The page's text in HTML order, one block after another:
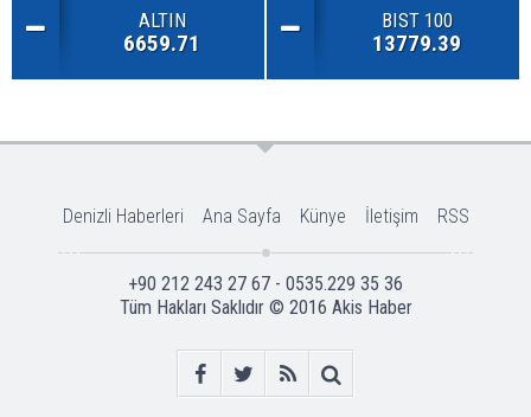
ALTIN
6659.71
BIST 100
13779.39
Denizli Haberleri Ana Sayfa Künye İletişim RSS
+90 212 243 27 67 - 0535.229 35 36
Tüm Hakları Saklıdır © 2016 Akis Haber